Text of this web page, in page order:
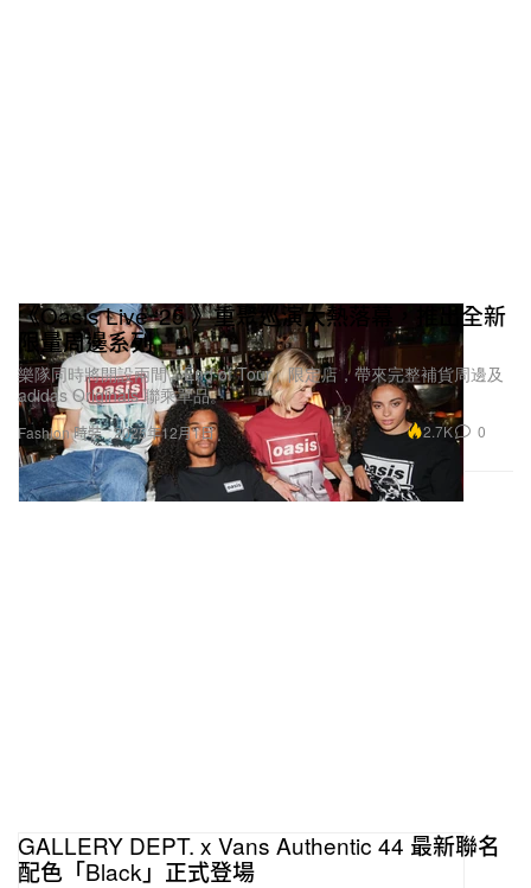
Fashion 時裝
《Oasis Live ‘25 》重聚巡演大熱落幕，推出全新
限量周邊系列
樂隊同時將開設兩間「End of Tour」限定店，帶來完整補貨周邊及
adidas Originals 聯乘單品。
2025年12月1日 2.7K 0
GALLERY DEPT. x Vans Authentic 44 最新聯名
配色「Black」正式登場